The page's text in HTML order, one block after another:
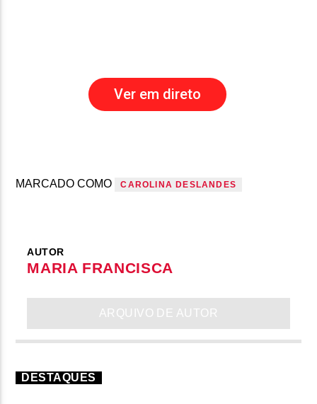
Ver em direto
MARCADO COMO CAROLINA DESLANDES
AUTOR
MARIA FRANCISCA
ARQUIVO DE AUTOR
DESTAQUES